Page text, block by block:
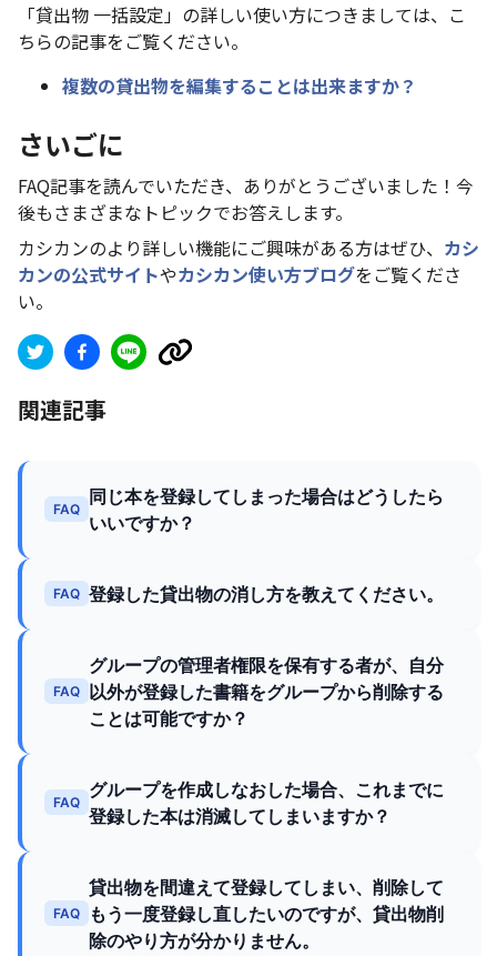
「貸出物 一括設定」の詳しい使い方につきましては、こ
ちらの記事をご覧ください。
複数の貸出物を編集することは出来ますか？
さいごに
FAQ記事を読んでいただき、ありがとうございました！今
後もさまざまなトピックでお答えします。
カシカンのより詳しい機能にご興味がある方はぜひ、 カシ
カンの公式サイトやカシカン使い方ブログをご覧くださ
い。
関連記事
FAQ
同じ本を登録してしまった場合はどうしたら
いいですか？
FAQ 登録した貸出物の消し方を教えてください。
FAQ
グループの管理者権限を保有する者が、自分
以外が登録した書籍をグループから削除する
ことは可能ですか？
FAQ
グループを作成しなおした場合、これまでに
登録した本は消滅してしまいますか？
FAQ
貸出物を間違えて登録してしまい、削除して
もう一度登録し直したいのですが、貸出物削
除のやり方が分かりません。